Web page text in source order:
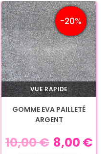
-20%
VUE RAPIDE
GOMME EVA PAILLETÉ
ARGENT
10,00€ 8,00 €